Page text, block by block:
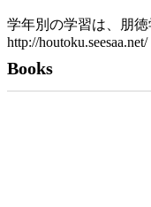
学年別の学習は、朋
http://houtoku.seesaa.net/
Books